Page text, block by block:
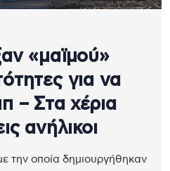
«μαϊμού»
για να
– Στα χέρια
ανήλικοι
την οποία δημιουργήθηκαν